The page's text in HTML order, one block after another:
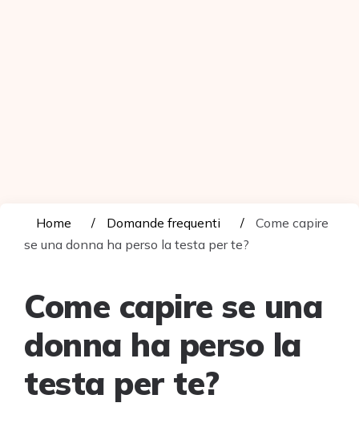
Home Domande frequenti
Come capire
se una donna ha perso la testa per te?
Come capire se una
donna ha perso la
testa per te?